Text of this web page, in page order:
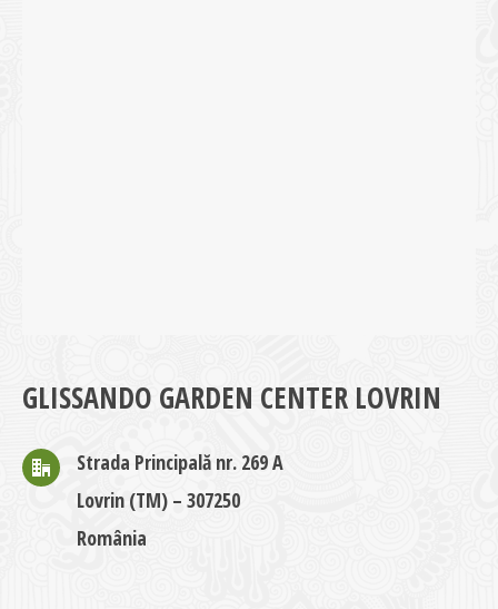
GLISSANDO GARDEN CENTER LOVRIN
Strada Principală nr. 269 A
Lovrin (TM) – 307250
România